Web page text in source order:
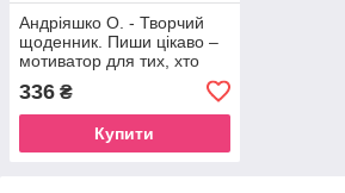
Андріяшко О. - Творчий
щоденник. Пиши цікаво –
мотиватор для тих, хто
писати твори
336 ₴
Купити